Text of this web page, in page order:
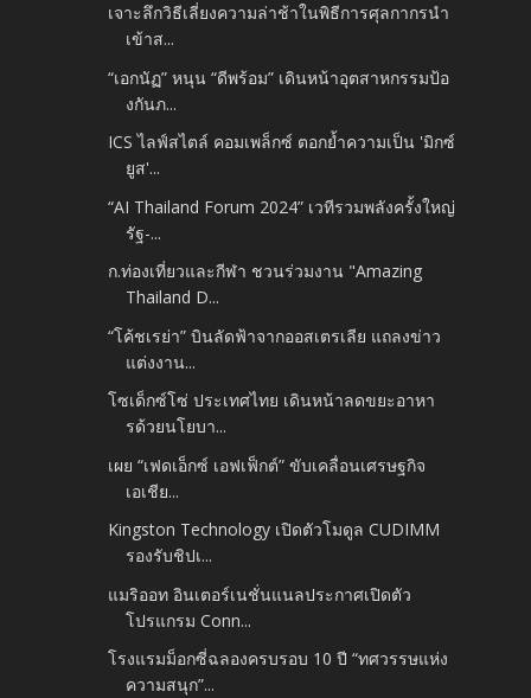
เจาะลึกวิธีเลี่ยงความล่าช้าในพิธีการศุลกากรนำ
เข้าส...
“เอกนัฏ” หนุน “ดีพร้อม” เดินหน้าอุตสาหกรรมป้อ
งกันภ...
ICS ไลฟ์สไตล์ คอมเพล็กซ์ ตอกย้ำความเป็น 'มิกซ์
ยูส'...
“AI Thailand Forum 2024” เวทีรวมพลังครั้งใหญ่
รัฐ-...
ก.ท่องเที่ยวและกีฬา ชวนร่วมงาน "Amazing
Thailand D...
“โค้ชเรย่า” บินลัดฟ้าจากออสเตรเลีย แถลงข่าว
แต่งงาน...
โซเด็กซ์โซ่ ประเทศไทย เดินหน้าลดขยะอาหา
รด้วยนโยบา...
เผย “เฟดเอ็กซ์ เอฟเฟ็กต์” ขับเคลื่อนเศรษฐกิจ
เอเชีย...
Kingston Technology เปิดตัวโมดูล CUDIMM
รองรับชิปเ...
แมริออท อินเตอร์เนชั่นแนลประกาศเปิดตัว
โปรแกรม Conn...
โรงแรมม็อกซี่ฉลองครบรอบ 10 ปี “ทศวรรษแห่ง
ความสนุก”...